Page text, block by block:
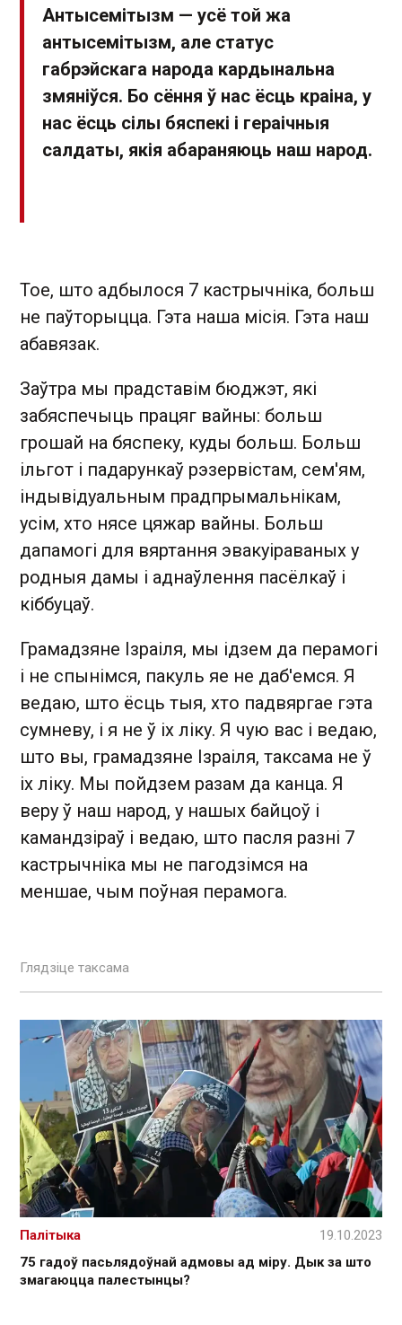
Антысемітызм — усё той жа
антысемітызм, але статус
габрэйскага народа кардынальна
змяніўся. Бо сёння ў нас ёсць краіна, у
нас ёсць сілы бяспекі і гераічныя
салдаты, якія абараняюць наш народ.
Тое, што адбылося 7 кастрычніка, больш
не паўторыцца. Гэта наша місія. Гэта наш
абавязак.
Заўтра мы прадставім бюджэт, які
забяспечыць працяг вайны: больш
грошай на бяспеку, куды больш. Больш
ільгот і падарункаў рэзервістам, сем'ям,
індывідуальным прадпрымальнікам,
усім, хто нясе цяжар вайны. Больш
дапамогі для вяртання эвакуіраваных у
родныя дамы і аднаўлення пасёлкаў і
кіббуцаў.
Грамадзяне Ізраіля, мы ідзем да перамогі
і не спынімся, пакуль яе не даб'емся. Я
ведаю, што ёсць тыя, хто падвяргае гэта
сумневу, і я не ў іх ліку. Я чую вас і ведаю,
што вы, грамадзяне Ізраіля, таксама не ў
іх ліку. Мы пойдзем разам да канца. Я
веру ў наш народ, у нашых байцоў і
камандзіраў і ведаю, што пасля разні 7
кастрычніка мы не пагодзімся на
меншае, чым поўная перамога.
Глядзіце таксама
75 гадоў пасьлядоўнай адмовы ад міру. Дык за што
змагаюцца палестынцы?
Палітыка 19.10.2023